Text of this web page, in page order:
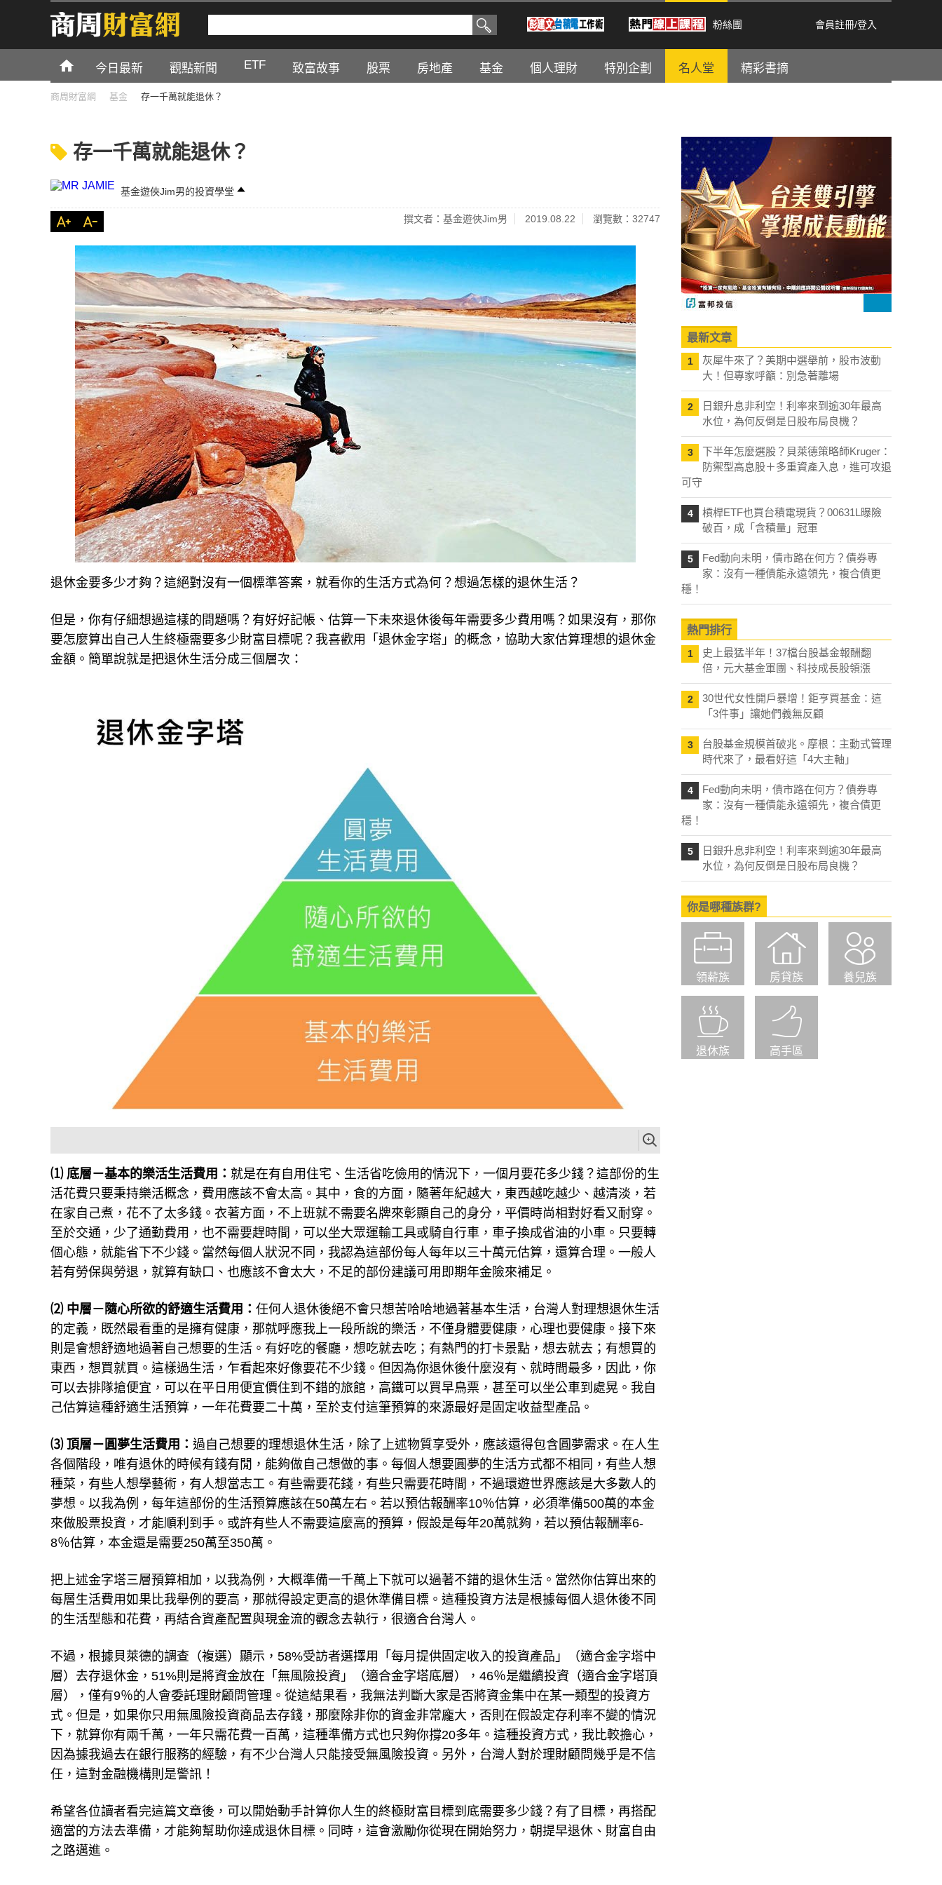
粉絲團 會員註冊/登入
今日最新 觀點新聞 ETF 致富故事 股票 房地產 基金 個人理財 特別企劃 名人堂 精彩書摘
商周財富網 基金 存一千萬就能退休？
存一千萬就能退休？
基金遊俠Jim男的投資學堂
撰文者：基金遊俠Jim男 2019.08.22 瀏覽數：32747
退休金要多少才夠？這絕對沒有一個標準答案，就看你的生活方式為何？想過怎樣的退休生活？
但是，你有仔細想過這樣的問題嗎？有好好記帳、估算一下未來退休後每年需要多少費用嗎？如果沒有，那你
要怎麼算出自己人生終極需要多少財富目標呢？我喜歡用「退休金字塔」的概念，協助大家估算理想的退休金
金額。簡單說就是把退休生活分成三個層次：
⑴ 底層－基本的樂活生活費用： 就是在有自用住宅、生活省吃儉用的情況下，一個月要花多少錢？這部份的生
活花費只要秉持樂活概念，費用應該不會太高。其中，食的方面，隨著年紀越大，東西越吃越少、越清淡，若
在家自己煮，花不了太多錢。衣著方面，不上班就不需要名牌來彰顯自己的身分，平價時尚相對好看又耐穿。
至於交通，少了通勤費用，也不需要趕時間，可以坐大眾運輸工具或騎自行車，車子換成省油的小車。只要轉
個心態，就能省下不少錢。當然每個人狀況不同，我認為這部份每人每年以三十萬元估算，還算合理。一般人
若有勞保與勞退，就算有缺口、也應該不會太大，不足的部份建議可用即期年金險來補足。
⑵ 中層－隨心所欲的舒適生活費用： 任何人退休後絕不會只想苦哈哈地過著基本生活，台灣人對理想退休生活
的定義，既然最看重的是擁有健康，那就呼應我上一段所說的樂活，不僅身體要健康，心理也要健康。接下來
則是會想舒適地過著自己想要的生活。有好吃的餐廳，想吃就去吃；有熱門的打卡景點，想去就去；有想買的
東西，想買就買。這樣過生活，乍看起來好像要花不少錢。但因為你退休後什麼沒有、就時間最多，因此，你
可以去排隊搶便宜，可以在平日用便宜價住到不錯的旅館，高鐵可以買早鳥票，甚至可以坐公車到處晃。我自
己估算這種舒適生活預算，一年花費要二十萬，至於支付這筆預算的來源最好是固定收益型產品。
⑶ 頂層－圓夢生活費用： 過自己想要的理想退休生活，除了上述物質享受外，應該還得包含圓夢需求。在人生
各個階段，唯有退休的時候有錢有閒，能夠做自己想做的事。每個人想要圓夢的生活方式都不相同，有些人想
種菜，有些人想學藝術，有人想當志工。有些需要花錢，有些只需要花時間，不過環遊世界應該是大多數人的
夢想。以我為例，每年這部份的生活預算應該在50萬左右。若以預估報酬率10％估算，必須準備500萬的本金
來做股票投資，才能順利到手。或許有些人不需要這麼高的預算，假設是每年20萬就夠，若以預估報酬率6-
8％估算，本金還是需要250萬至350萬。
把上述金字塔三層預算相加，以我為例，大概準備一千萬上下就可以過著不錯的退休生活。當然你估算出來的
每層生活費用如果比我舉例的要高，那就得設定更高的退休準備目標。這種投資方法是根據每個人退休後不同
的生活型態和花費，再結合資產配置與現金流的觀念去執行，很適合台灣人。
不過，根據貝萊德的調查（複選）顯示，58%受訪者選擇用「每月提供固定收入的投資產品」（適合金字塔中
層）去存退休金，51%則是將資金放在「無風險投資」（適合金字塔底層），46％是繼續投資（適合金字塔頂
層），僅有9％的人會委託理財顧問管理。從這結果看，我無法判斷大家是否將資金集中在某一類型的投資方
式。但是，如果你只用無風險投資商品去存錢，那麼除非你的資金非常龐大，否則在假設定存利率不變的情況
下，就算你有兩千萬，一年只需花費一百萬，這種準備方式也只夠你撐20多年。這種投資方式，我比較擔心，
因為據我過去在銀行服務的經驗，有不少台灣人只能接受無風險投資。另外，台灣人對於理財顧問幾乎是不信
任，這對金融機構則是警訊！
希望各位讀者看完這篇文章後，可以開始動手計算你人生的終極財富目標到底需要多少錢？有了目標，再搭配
適當的方法去準備，才能夠幫助你達成退休目標。同時，這會激勵你從現在開始努力，朝提早退休、財富自由
之路邁進。
最新文章
1
灰犀牛來了？美期中選舉前，股市波動
大！但專家呼籲：別急著離場
2
日銀升息非利空！利率來到逾30年最高
水位，為何反倒是日股布局良機？
3
下半年怎麼選股？貝萊德策略師Kruger：
防禦型高息股＋多重資產入息，進可攻退
可守
4
槓桿ETF也買台積電現貨？00631L曝險
破百，成「含積量」冠軍
5
Fed動向未明，債市路在何方？債券專
家：沒有一種債能永遠領先，複合債更
穩！
熱門排行
1
史上最猛半年！37檔台股基金報酬翻
倍，元大基金軍團、科技成長股領漲
2
30世代女性開戶暴增！鉅亨買基金：這
「3件事」讓她們義無反顧
3
台股基金規模首破兆。摩根：主動式管理
時代來了，最看好這「4大主軸」
4
Fed動向未明，債市路在何方？債券專
家：沒有一種債能永遠領先，複合債更
穩！
5
日銀升息非利空！利率來到逾30年最高
水位，為何反倒是日股布局良機？
你是哪種族群?
領薪族 房貸族 養兒族
退休族 高手區